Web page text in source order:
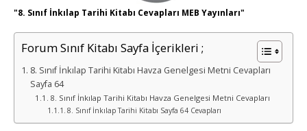
"8. Sınıf İnkılap Tarihi Kitabı Cevapları MEB Yayınları"
Forum Sınıf Kitabı Sayfa İçerikleri ;
8. Sınıf İnkılap Tarihi Kitabı Havza Genelgesi Metni Cevapları
Sayfa 64
8. Sınıf İnkılap Tarihi Kitabı Havza Genelgesi Metni Cevapları
8. Sınıf İnkılap Tarihi Kitabı Sayfa 64 Cevapları